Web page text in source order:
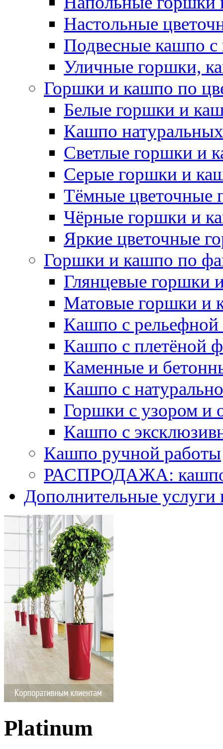
Настольные
Подвесные кашпо с
Уличные горшки,
Горшки и кашпо по
Белые горшки и
Кашпо
Светлые горшки и
Серые горшки и
Тёмные цветочные
Чёрные горшки и
Яркие цветочные
Горшки и кашпо по
Глянцевые горшки
Матовые горшки и
Кашпо с рельефной
Кашпо с плетёной
Каменные и
Кашпо с
Горшки с узором и
Кашпо с
Кашпо ручной работы
РАСПРОДАЖА: кашпо
Дополнительные услуги
Platinum